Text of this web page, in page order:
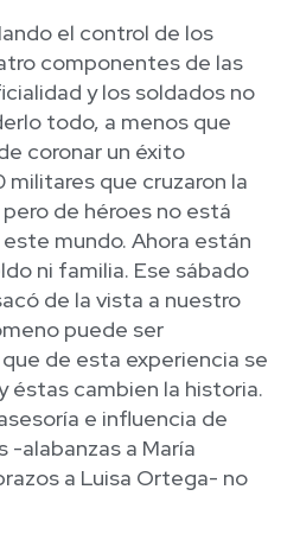
el control de los
componentes de las
y los soldados no
todo, a menos que
coronar un éxito
militares que cruzaron la
de héroes no está
mundo. Ahora están
ni familia. Ese sábado
de la vista a nuestro
puede ser
de esta experiencia se
éstas cambien la historia.
e influencia de
alabanzas a María
a Luisa Ortega- no